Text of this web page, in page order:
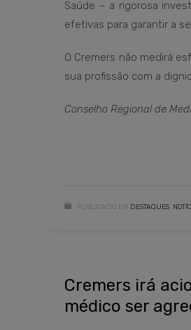
Saúde – a rigorosa
efetivas para garantir a
O Cremers não medirá
sua profissão com a
Conselho Regional de
PUBLICADO EM DESTAQUES
Cremers irá
médico ser